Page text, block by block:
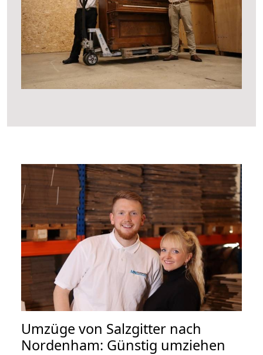
Umzüge von Salzgitter nach
Nordenham: Günstig umziehen